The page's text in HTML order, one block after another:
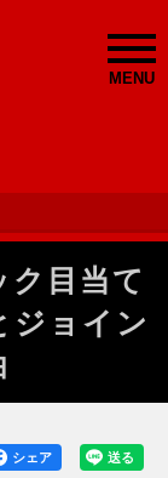
MENU
目当て
ジョイン
送る
シェア